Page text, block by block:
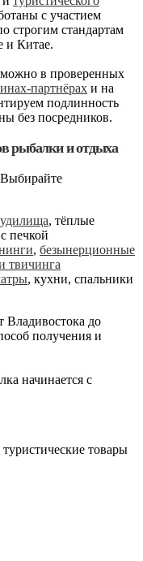
с участием
строгим стандартам
и Китае.
в проверенных
партнёрах и на
подлинность
без посредников.
рыбалки и отдыха
удилища, тёплые
с печкой
, безынерционные
твичинга
, кухни, спальники
Владивостока до
получения и
начинается с
товары